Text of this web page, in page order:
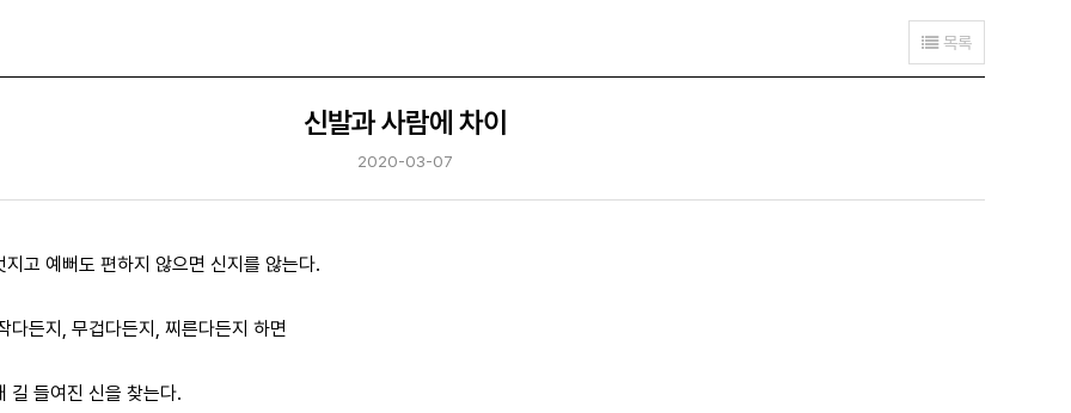
목록
신발과 사람에 차이
2020-03-07
고 예뻐도 편하지 않으면 신지를 않는다.
다든지, 무겁다든지, 찌른다든지 하면
길 들여진 신을 찾는다.